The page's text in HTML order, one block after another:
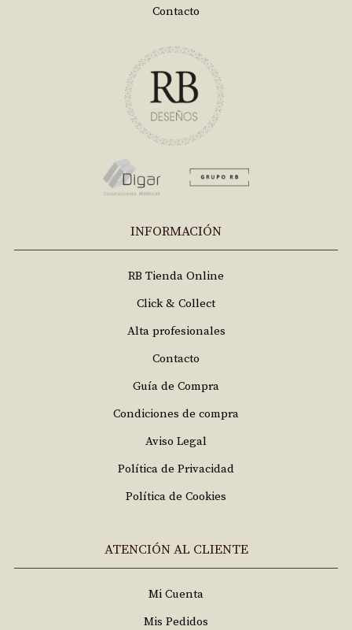
Contacto
INFORMACIÓN
RB Tienda Online
Click & Collect
Alta profesionales
Contacto
Guía de Compra
Condiciones de compra
Aviso Legal
Política de Privacidad
Política de Cookies
ATENCIÓN AL CLIENTE
Mi Cuenta
Mis Pedidos